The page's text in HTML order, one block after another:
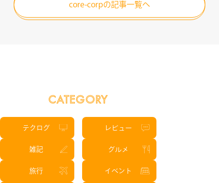
CONTACT
CATEGORY
テクログ レビュー
雑記 グルメ
旅行 イベント
core-corpの記事一覧へ